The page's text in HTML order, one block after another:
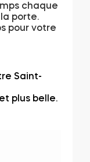
chaque
porte.
pour votre
Saint-
plus belle.